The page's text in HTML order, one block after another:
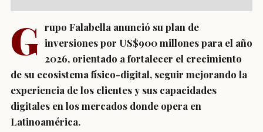
G rupo Falabella anunció su plan de
inversiones por US$900 millones para el año
2026, orientado a fortalecer el crecimiento
de su ecosistema físico-digital, seguir mejorando la
experiencia de los clientes y sus capacidades
digitales en los mercados donde opera en
Latinoamérica.